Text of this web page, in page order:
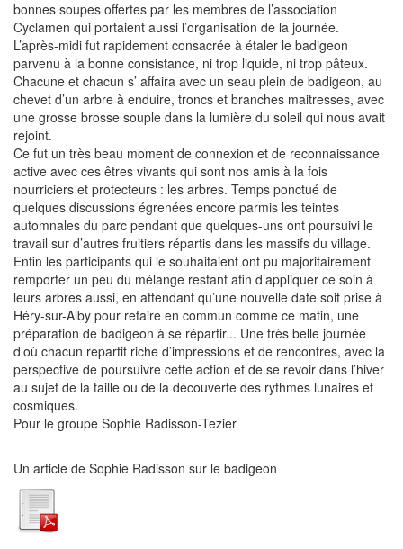
bonnes soupes offertes par les membres de l’association
Cyclamen qui portaient aussi l’organisation de la journée.
L’après-midi fut rapidement consacrée à étaler le badigeon
parvenu à la bonne consistance, ni trop liquide, ni trop pâteux.
Chacune et chacun s’ affaira avec un seau plein de badigeon, au
chevet d’un arbre à enduire, troncs et branches maitresses, avec
une grosse brosse souple dans la lumière du soleil qui nous avait
rejoint.
Ce fut un très beau moment de connexion et de reconnaissance
active avec ces êtres vivants qui sont nos amis à la fois
nourriciers et protecteurs : les arbres. Temps ponctué de
quelques discussions égrenées encore parmis les teintes
automnales du parc pendant que quelques-uns ont poursuivi le
travail sur d’autres fruitiers répartis dans les massifs du village.
Enfin les participants qui le souhaitaient ont pu majoritairement
remporter un peu du mélange restant afin d’appliquer ce soin à
leurs arbres aussi, en attendant qu’une nouvelle date soit prise à
Héry-sur-Alby pour refaire en commun comme ce matin, une
préparation de badigeon à se répartir... Une très belle journée
d’où chacun repartit riche d’impressions et de rencontres, avec la
perspective de poursuivre cette action et de se revoir dans l’hiver
au sujet de la taille ou de la découverte des rythmes lunaires et
cosmiques.
Pour le groupe Sophie Radisson-Tezier
Un article de Sophie Radisson sur le badigeon